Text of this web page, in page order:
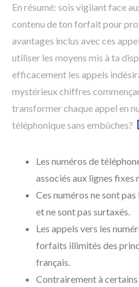
En résumé: sois vigilant face
contenu de ton forfait pour
avantages inclus avec ces
utiliser les moyens mis à ta
efficacement les appels
mystérieux chiffres
transformer chaque appel en
téléphonique sans embûches?
Les numéros de
associés aux lignes fixes
Ces numéros ne sont
et ne sont pas surtaxés.
Les appels vers les
forfaits illimités des
français.
Contrairement à